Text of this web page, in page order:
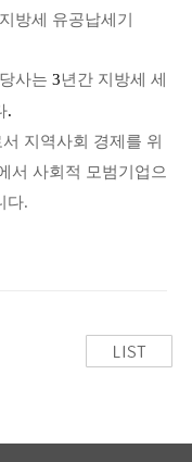
지방세 유공납세기
사는 3년간 지방세 세
.
지역사회 경제를 위
서 사회적 모범기업으
다.